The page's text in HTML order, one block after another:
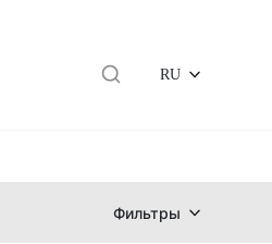
RU
Фильтры